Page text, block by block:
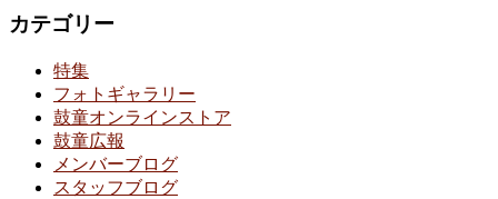
カテゴリー
特集
フォトギャラリー
鼓童オンラインストア
鼓童広報
メンバーブログ
スタッフブログ